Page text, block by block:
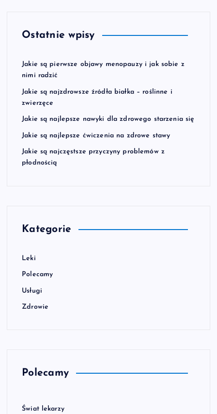
Ostatnie wpisy
Jakie są pierwsze objawy menopauzy i jak sobie z
nimi radzić
Jakie są najzdrowsze źródła białka – roślinne i
zwierzęce
Jakie są najlepsze nawyki dla zdrowego starzenia się
Jakie są najlepsze ćwiczenia na zdrowe stawy
Jakie są najczęstsze przyczyny problemów z
płodnością
Kategorie
Leki
Polecamy
Usługi
Zdrowie
Polecamy
Świat lekarzy